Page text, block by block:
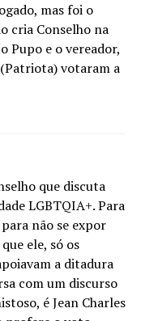
mas foi o
cria Conselho na
Pupo e o vereador,
votaram a
que discuta
LGBTQIA+. Para
não se expor
ele, só os
a ditadura
com um discurso
é Jean Charles